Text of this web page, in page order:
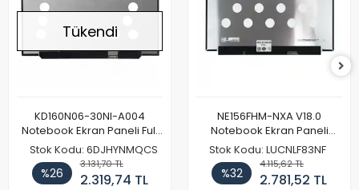
Tükendi
KD160N06-30NI-A004
Notebook Ekran Paneli Full
HD
Stok Kodu: 6DJHYNMQCS
%26
3.131,70 TL
2.319,74 TL
NE156FHM-NXA V18.0
Notebook Ekran Paneli
144Hz
Stok Kodu: LUCNLF83NF
%32
4.115,62 TL
2.781,52 TL